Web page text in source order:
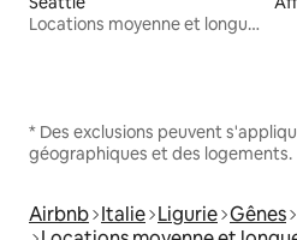
Locations moyenne et longue durée
* Des exclusions peuvent
géographiques et des logements.
Airbnb Italie Ligurie Gênes